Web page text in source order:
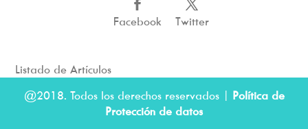
Facebook Twitter
Listado de Artículos
@2018. Todos los derechos reservados | Política de
Protección de datos